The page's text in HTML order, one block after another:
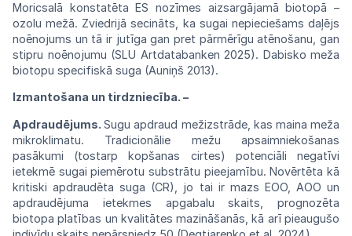
Moricsalā konstatētaES nozīmes aizsargājamābiotopā –
ozolu mežā. Zviedrijāsecināts, ka sugai nepieciešams daļējs
noēnojums un tā ir jutīga gan pret pārmērīgu atēnošanu, gan
stipru noēnojumu (SLU Artdatabanken 2025). Dabisko meža
biotopu specifiskā suga (Auniņš 2013).
Izmantošana un tirdzniecība. –
Apdraudējums.Sugu apdraud mežizstrāde, kas maina meža
mikroklimatu. Tradicionālie mežu apsaimniekošanas
pasākumi (tostarpkopšanas cirtes) potenciāli negatīvi
ietekmē sugai piemērotu substrātu pieejamību.Novērtēta kā
kritiski apdraudēta suga (CR), jo tai ir mazs EOO, AOOun
apdraudējuma ietekmes apgabalu skaits, prognozēta
biotopaplatības un kvalitātes mazināšanās, kā arīpieaugušo